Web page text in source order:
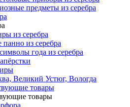
предметы из серебра
из серебра
из серебра
года из серебра
Великий Устюг, Вологда
товары
товары